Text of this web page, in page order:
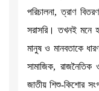
পরিচালনা, ত্রাণ
সরাসরি। তখনই মনে
মানুষ ও মানবতাকে
সামাজিক,
জাতীয় শিশু-কিশোর